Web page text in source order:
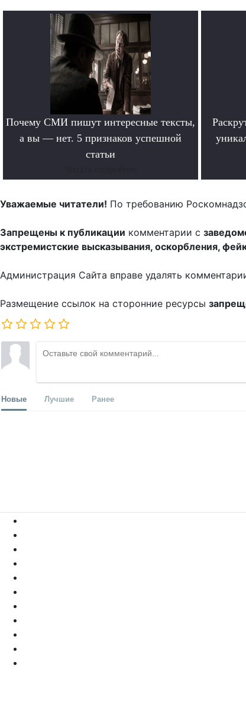
Почему СМИ пишут интересные тексты,
а вы — нет. 5 признаков успешной
статьи
Уважаемые читатели! По требованию
Запрещены к публикации комментарии с
экстремистские высказывания, оскорбления,
Администрация Сайта вправе удалять
Размещение ссылок на сторонние ресурсы
Новые Лучшие Ранее